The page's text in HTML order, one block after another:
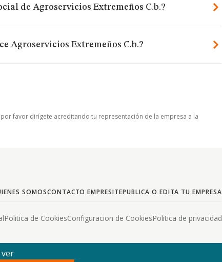
de Agroservicios Extremeños C.b.?
Agroservicios Extremeños C.b.?
por favor dirígete acreditando tu representación de la empresa a la
SOMOSCONTACTO EMPRESITEPUBLICA O EDITA TU EMPRESA
Politica de CookiesConfiguracion de CookiesPolitica de privacidad